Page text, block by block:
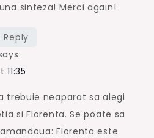
sinteza! Merci again!
11:35
trebuie neaparat sa alegi
si Florenta. Se poate sa
Florenta este